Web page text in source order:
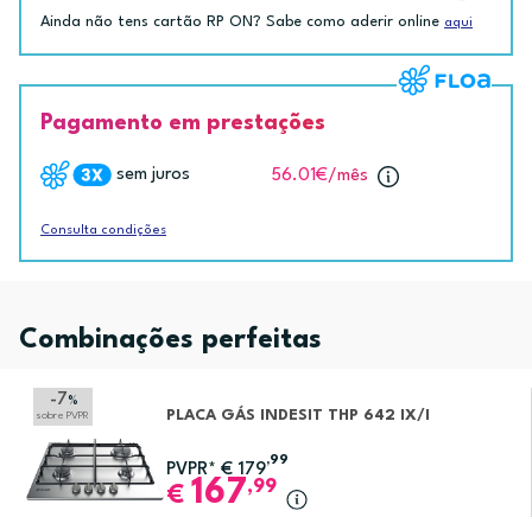
Ainda não tens cartão RP ON? Sabe como aderir online aqui
Pagamento em prestações
sem juros 56.01€/mês
Consulta condições
Combinações perfeitas
-7 %
sobre PVPR PLACA GÁS INDESIT THP 642 IX/I
PVPR* € 179
,99
€ 167,99